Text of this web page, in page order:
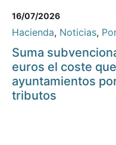
16/07/2026
Hacienda, Noticias,
Suma
euros el coste
ayuntamientos
tributos